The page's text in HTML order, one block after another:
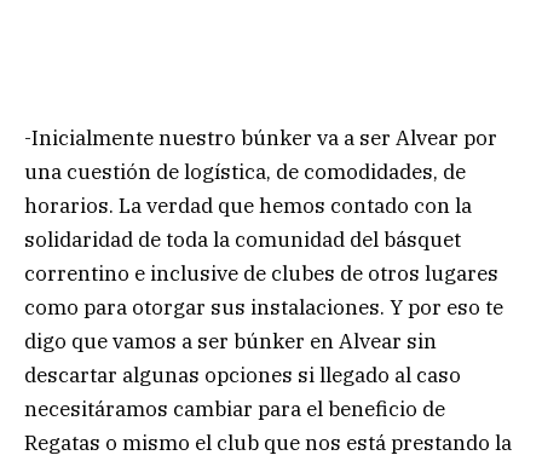
-Inicialmente nuestro búnker va a ser Alvear por
una cuestión de logística, de comodidades, de
horarios. La verdad que hemos contado con la
solidaridad de toda la comunidad del básquet
correntino e inclusive de clubes de otros lugares
como para otorgar sus instalaciones. Y por eso te
digo que vamos a ser búnker en Alvear sin
descartar algunas opciones si llegado al caso
necesitáramos cambiar para el beneficio de
Regatas o mismo el club que nos está prestando la